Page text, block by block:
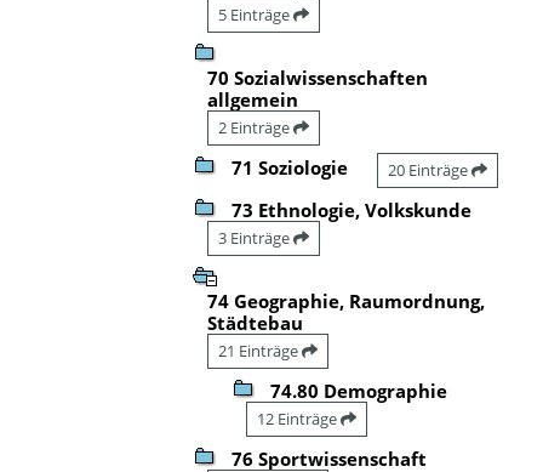
5 Einträge
70 Sozialwissenschaften
allgemein
2 Einträge
71 Soziologie 20 Einträge
73 Ethnologie, Volkskunde
3 Einträge
74 Geographie, Raumordnung,
Städtebau
21 Einträge
74.80 Demographie
12 Einträge
76 Sportwissenschaft